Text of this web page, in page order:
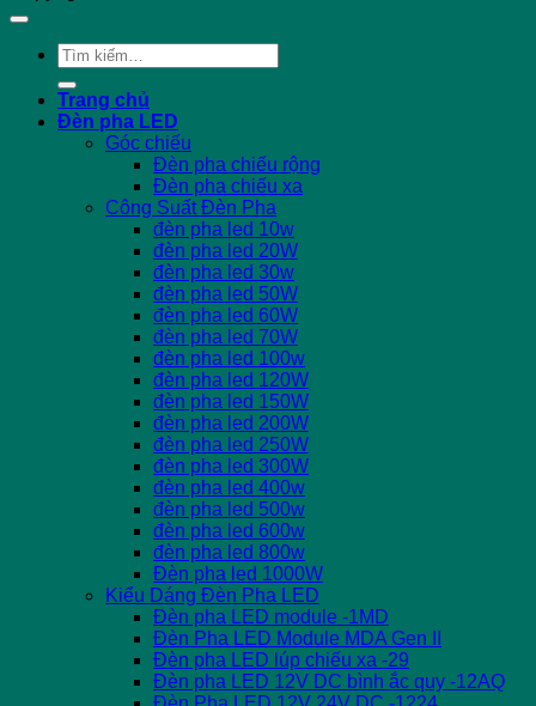
Tìm
kiếm:
Trang chủ
Đèn pha LED
Góc chiếu
Đèn pha chiếu rộng
Đèn pha chiếu xa
Công Suất Đèn Pha
đèn pha led 10w
đèn pha led 20W
đèn pha led 30w
đèn pha led 50W
đèn pha led 60W
đèn pha led 70W
đèn pha led 100w
đèn pha led 120W
đèn pha led 150W
đèn pha led 200W
đèn pha led 250W
đèn pha led 300W
đèn pha led 400w
đèn pha led 500w
đèn pha led 600w
đèn pha led 800w
Đèn pha led 1000W
Kiểu Dáng Đèn Pha LED
Đèn pha LED module -1MD
Đèn Pha LED Module MDA Gen II
Đèn pha LED lúp chiếu xa -29
Đèn pha LED 12V DC bình ắc quy -12AQ